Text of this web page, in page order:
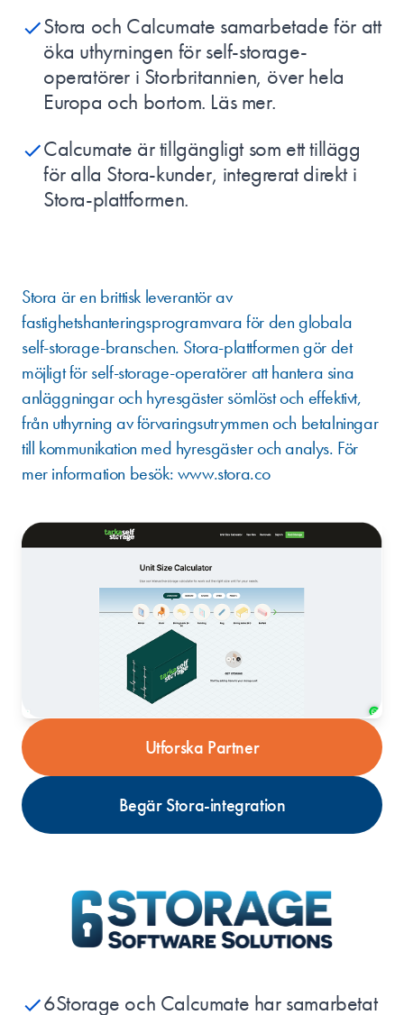
Stora och Calcumate samarbetade för att
öka uthyrningen för self-storage-
operatörer i Storbritannien, över hela
Europa och bortom. Läs mer.
Calcumate är tillgängligt som ett tillägg
för alla Stora-kunder, integrerat direkt i
Stora-plattformen.
Stora är en brittisk leverantör av
fastighetshanteringsprogramvara för den globala
self-storage-branschen. Stora-plattformen gör det
möjligt för self-storage-operatörer att hantera sina
anläggningar och hyresgäster sömlöst och effektivt,
från uthyrning av förvaringsutrymmen och betalningar
till kommunikation med hyresgäster och analys. För
mer information besök:www.stora.co
Utforska Partner
Begär Stora-integration
6Storage och Calcumate har samarbetat